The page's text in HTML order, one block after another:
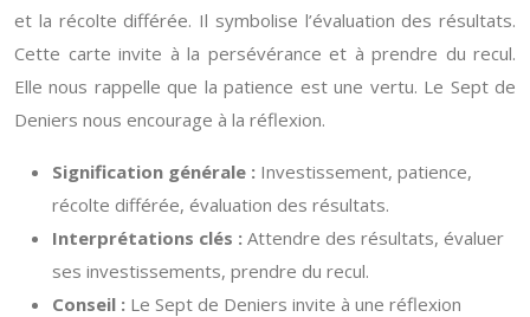
et la récolte différée. Il symbolise l’évaluation des résultats.
Cette carte invite à la persévérance et à prendre du recul.
Elle nous rappelle que la patience est une vertu. Le Sept de
Deniers nous encourage à la réflexion.
Signification générale : Investissement, patience,
récolte différée, évaluation des résultats.
Interprétations clés : Attendre des résultats, évaluer
ses investissements, prendre du recul.
Conseil : Le Sept de Deniers invite à une réflexion